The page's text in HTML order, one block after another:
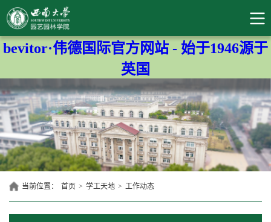
bevitor·伟德国际官方网站 - 始于1946源于
英国
当前位置： 首页 > 学工天地 > 工作动态